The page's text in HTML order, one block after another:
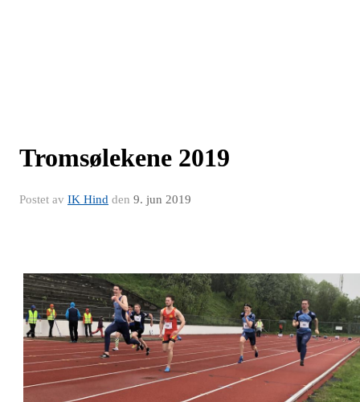
Tromsølekene 2019
Postet av IK Hind den 9. jun 2019